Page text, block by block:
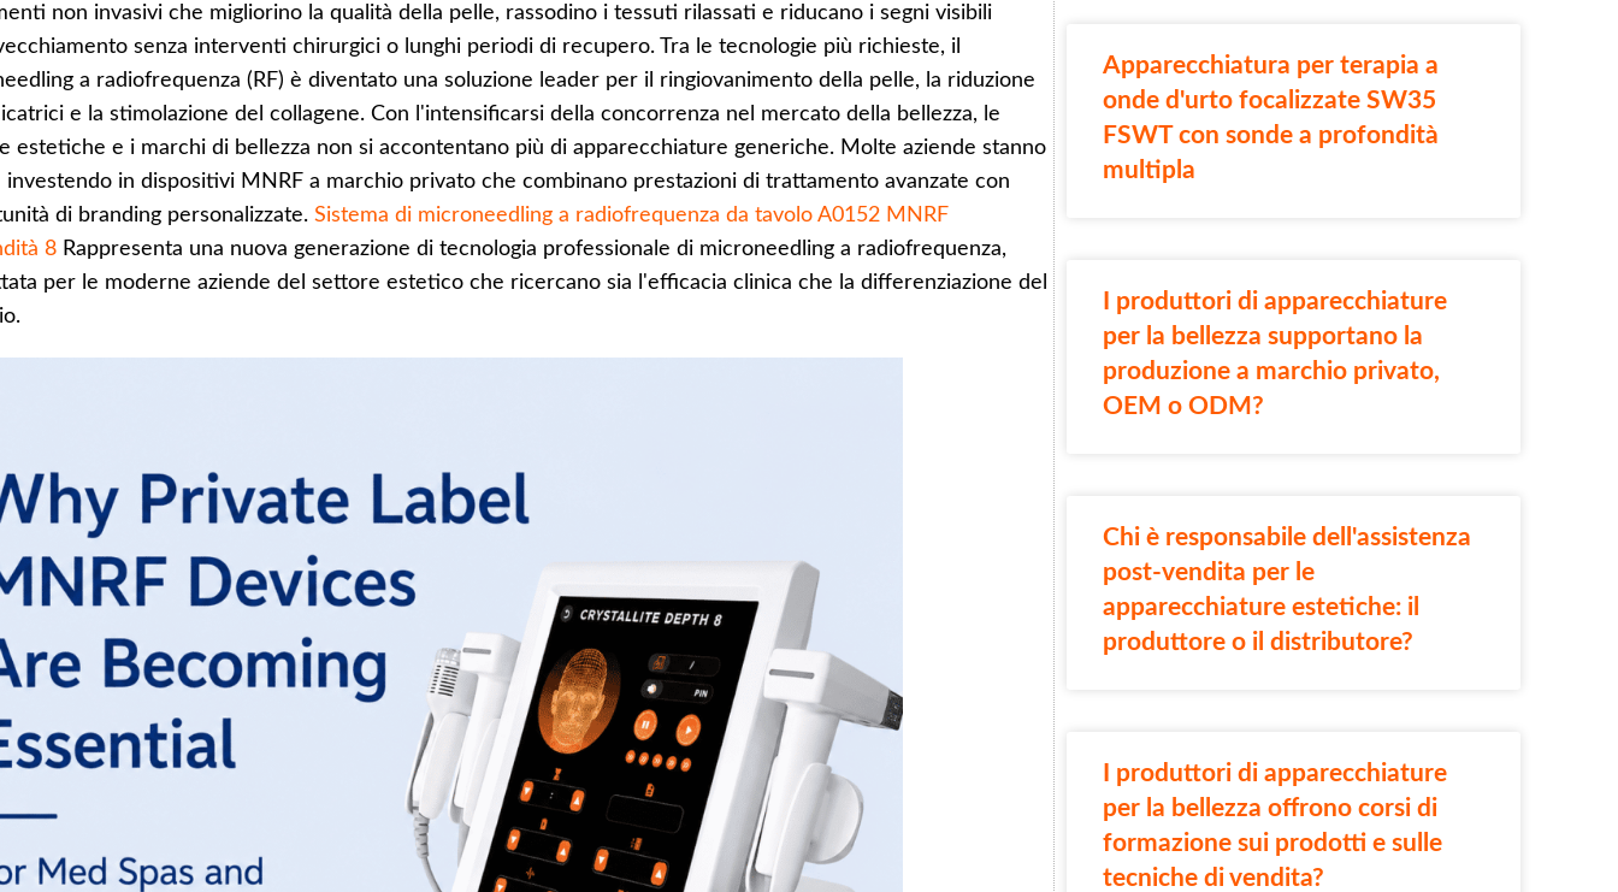
non invasivi che migliorino la qualità della pelle, rassodino i tessuti rilassati e riducano i segni visibili
senza interventi chirurgici o lunghi periodi di recupero. Tra le tecnologie più richieste, il
a radiofrequenza (RF) è diventato una soluzione leader per il ringiovanimento della pelle, la riduzione
e la stimolazione del collagene. Con l'intensificarsi della concorrenza nel mercato della bellezza, le
estetiche e i marchi di bellezza non si accontentano più di apparecchiature generiche. Molte aziende stanno
investendo in dispositivi MNRF a marchio privato che combinano prestazioni di trattamento avanzate con
di branding personalizzate.Sistema di microneedling a radiofrequenza da tavolo A0152 MNRF
8 Rappresenta una nuova generazione di tecnologia professionale di microneedling a radiofrequenza,
per le moderne aziende del settore estetico che ricercano sia l'efficacia clinica che la differenziazione del
Apparecchiatura per terapia a
onde d'urto focalizzate SW35
FSWT con sonde a profondità
multipla
I produttori di apparecchiature
per la bellezza supportano la
produzione a marchio privato,
OEM o ODM?
Chi è responsabile dell'assistenza
post-vendita per le
apparecchiature estetiche: il
produttore o il distributore?
I produttori di apparecchiature
per la bellezza offrono corsi di
formazione sui prodotti e sulle
tecniche di vendita?